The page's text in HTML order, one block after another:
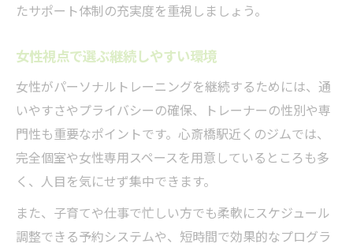
たサポート体制の充実度を重視しましょう。
女性視点で選ぶ継続しやすい環境
女性がパーソナルトレーニングを継続するためには、通
いやすさやプライバシーの確保、トレーナーの性別や専
門性も重要なポイントです。心斎橋駅近くのジムでは、
完全個室や女性専用スペースを用意しているところも多
く、人目を気にせず集中できます。
また、子育てや仕事で忙しい方でも柔軟にスケジュール
調整できる予約システムや、短時間で効果的なプログラ